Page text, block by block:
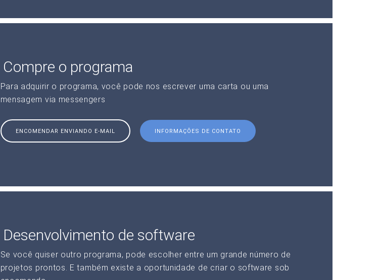
Compre o programa
Para adquirir o programa, você pode nos escrever uma carta ou uma
mensagem via messengers
ENCOMENDAR ENVIANDO E-MAIL INFORMAÇÕES DE CONTATO
Desenvolvimento de software
Se você quiser outro programa, pode escolher entre um grande número de
projetos prontos. E também existe a oportunidade de criar o software sob